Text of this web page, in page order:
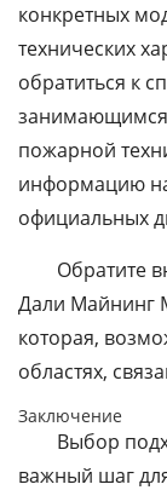
конкретных
технических
обратиться к
занимающимся
пожарной
информацию
официальных
Обратите
Дали Майнинг
которая,
областях,
Заключение
Выбор
важный шаг